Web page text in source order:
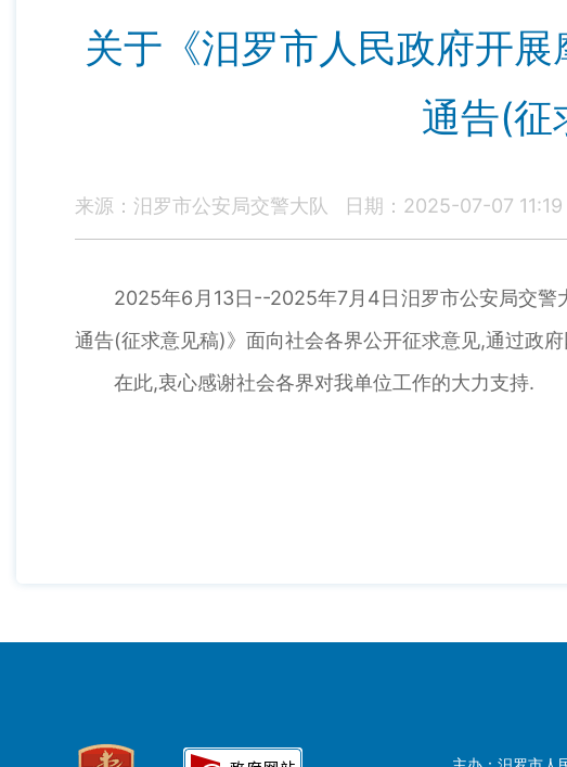
关于《汨罗市人民政府开
通告(征
来源：汨罗市公安局交警大队 日期：2025-07-07 11:19
2025年6月13日--2025年7月4日汨罗市公安局交警大
通告(征求意见稿)》面向社会各界公开征求意见,通过政
在此,衷心感谢社会各界对我单位工作的大力支持.